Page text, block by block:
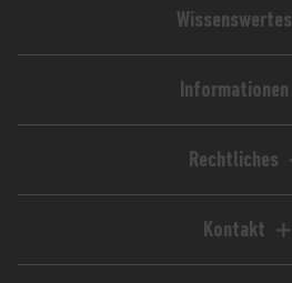
Wissenswertes
Magazin / Blog
Informationen
Kundenkonto
Lieferzeiten
Retoure
Rechtliches
AGB
Kontakt
Avoria GmbH